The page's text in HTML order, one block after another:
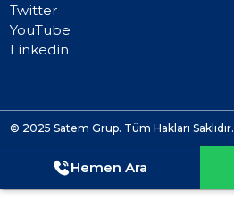
Twitter
YouTube
Linkedin
© 2025 Satem Grup. Tüm Hakları Saklıdır.
Hemen Ara